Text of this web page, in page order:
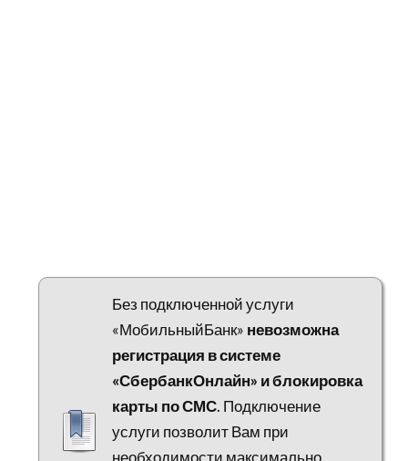
Без подключенной услуги
«МобильныйБанк» невозможна
регистрация в системе
«СбербанкОнлайн» и блокировка
карты по СМС. Подключение
услуги позволит Вам при
необходимости максимально